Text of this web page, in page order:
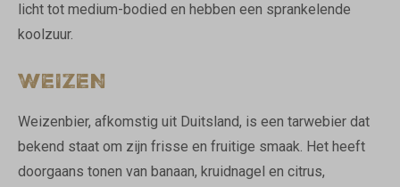
licht tot medium-bodied en hebben een sprankelende
koolzuur.
WEIZEN
Weizenbier, afkomstig uit Duitsland, is een tarwebier dat
bekend staat om zijn frisse en fruitige smaak. Het heeft
doorgaans tonen van banaan, kruidnagel en citrus,